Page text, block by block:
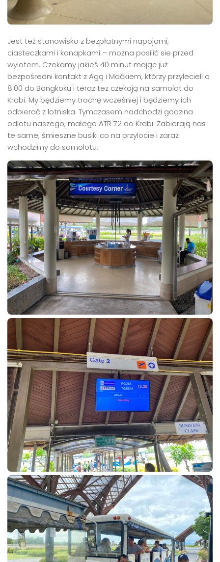
Jest też stanowisko z bezpłatnymi napojami,
ciasteczkami i kanapkami – można posilić sie przed
wylotem. Czekamy jakieś 40 minut mając już
bezpośredni kontakt z Agą i Maćkiem, którzy przylecieli o
8:00 do Bangkoku i teraz tez czekają na samolot do
Krabi. My będziemy trochę wcześniej i będziemy ich
odbierać z lotniska. Tymczasem nadchodzi godzina
odlotu naszego, małego ATR 72 do Krabi. Zabierają nas
te same, śmieszne busiki co na przylocie i zaraz
wchodzimy do samolotu.